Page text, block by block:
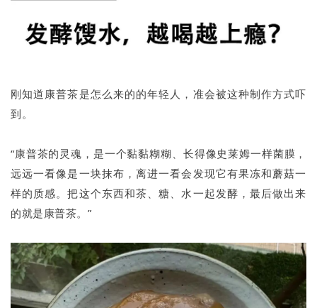
刚知道康普茶是怎么来的的年轻人，准会被这种制作方式吓
到。
“康普茶的灵魂，是一个黏黏糊糊、长得像史莱姆一样菌膜，
远远一看像是一块抹布，离进一看会发现它有果冻和蘑菇一
样的质感。把这个东西和茶、糖、水一起发酵，最后做出来
的就是康普茶。”